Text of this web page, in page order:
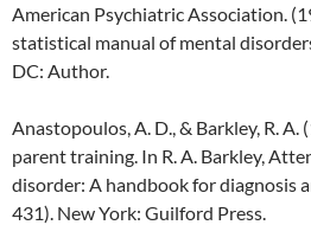
American Psychiatric Association.
statistical manual of mental
DC: Author.
Anastopoulos, A. D., & Barkley, R. A.
parent training. In R. A. Barkley,
disorder: A handbook for diagnosis
431). New York: Guilford Press.